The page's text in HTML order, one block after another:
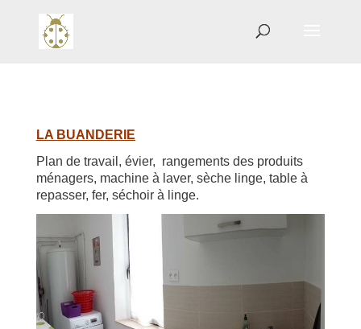
LA BUANDERIE
Plan de travail, évier, rangements des produits
ménagers, machine à laver, sèche linge, table à
repasser, fer, séchoir à linge.